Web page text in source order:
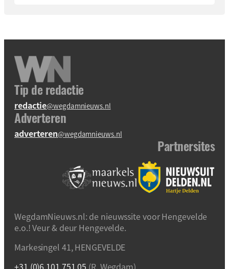
Tip de redactie
redactie@wegdamnieuws.nl
Adverteren
adverteren@wegdamnieuws.nl
Partnersites
WegdamNieuws.nl: de nieuwssite voor Hengevelde
e.o.! Veur & deur Hengevelde.
Markesingel 41, HENGEVELDE